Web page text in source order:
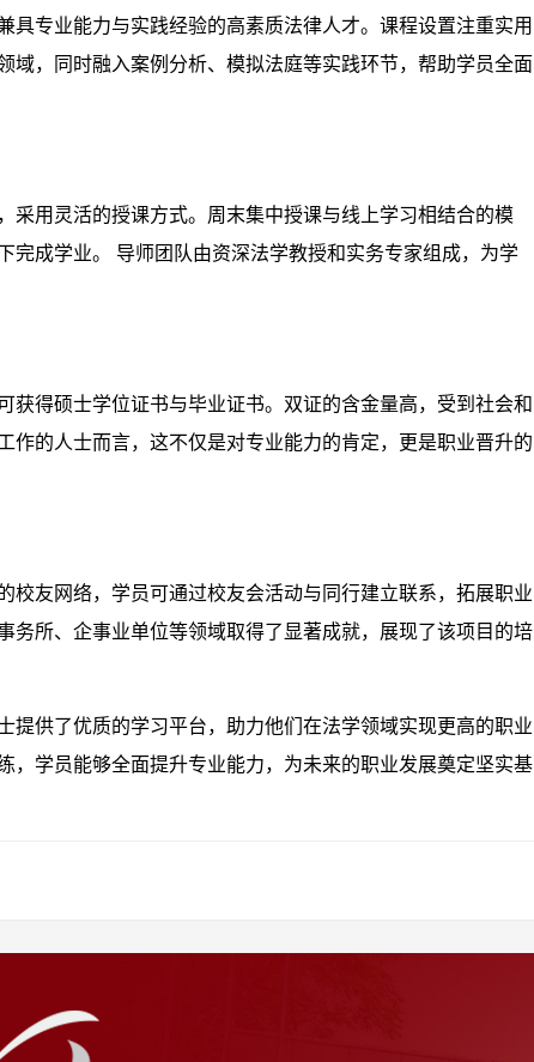
具专业能力与实践经验的高素质法律人才。课程设置注重实用
域，同时融入案例分析、模拟法庭等实践环节，帮助学员全面
采用灵活的授课方式。周末集中授课与线上学习相结合的模
完成学业。 导师团队由资深法学教授和实务专家组成，为学
获得硕士学位证书与毕业证书。双证的含金量高，受到社会和
作的人士而言，这不仅是对专业能力的肯定，更是职业晋升的
校友网络，学员可通过校友会活动与同行建立联系，拓展职业
务所、企事业单位等领域取得了显著成就，展现了该项目的培
提供了优质的学习平台，助力他们在法学领域实现更高的职业
，学员能够全面提升专业能力，为未来的职业发展奠定坚实基